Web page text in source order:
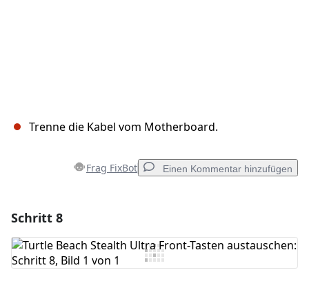
Trenne die Kabel vom Motherboard.
Frag FixBot Einen Kommentar hinzufügen
Kommentar hinzufügen
Schritt 8